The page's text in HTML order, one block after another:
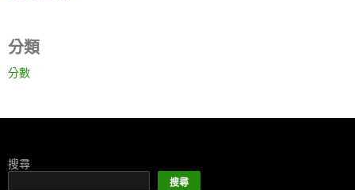
分類
分數
搜尋
搜尋